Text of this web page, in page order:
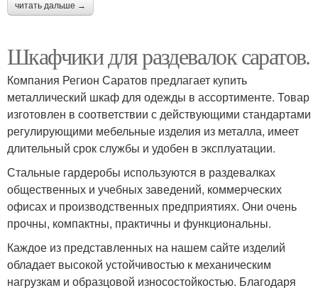
читать дальше →
Шкафчики для раздевалок саратов.
Компания Регион Саратов предлагает купить
металлический шкаф для одежды в ассортименте. Товар
изготовлен в соответствии с действующими стандартами
регулирующими мебельные изделия из металла, имеет
длительный срок службы и удобен в эксплуатации.
Стальные гардеробы используются в раздевалках
общественных и учебных заведений, коммерческих
офисах и производственных предприятиях. Они очень
прочны, компактны, практичны и функциональны.
Каждое из представленных на нашем сайте изделий
обладает высокой устойчивостью к механическим
нагрузкам и образцовой износостойкостью. Благодаря